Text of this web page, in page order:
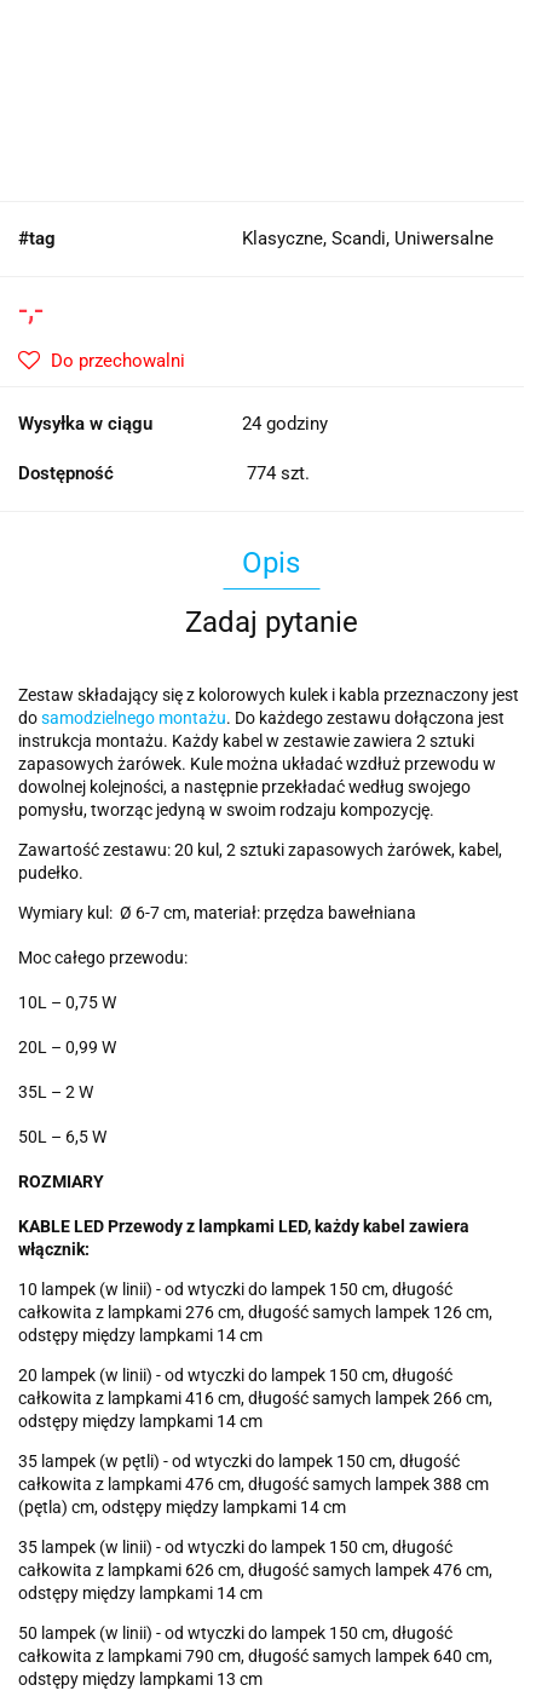
#tag Klasyczne, Scandi, Uniwersalne
-,-
Do przechowalni
Wysyłka w ciągu 24 godziny
Dostępność 774 szt.
Opis
Zadaj pytanie
Zestaw składający się z kolorowych kulek i kabla przeznaczony jest
dosamodzielnego montażu. Do każdego zestawu dołączona jest
instrukcja montażu. Każdy kabel w zestawie zawiera 2 sztuki
zapasowych żarówek. Kule można układać wzdłuż przewodu w
dowolnej kolejności, a następnie przekładać według swojego
pomysłu, tworząc jedyną w swoim rodzaju kompozycję.
Zawartość zestawu: 20 kul, 2 sztuki zapasowych żarówek, kabel,
pudełko.
Wymiary kul: Ø 6-7 cm, materiał: przędza bawełniana
Moc całego przewodu:
10L – 0,75 W
20L – 0,99 W
35L – 2 W
50L – 6,5 W
ROZMIARY
KABLE LED Przewody z lampkami LED, każdy kabel zawiera
włącznik:
10 lampek (w linii) - od wtyczki do lampek 150 cm, długość
całkowita z lampkami 276 cm, długość samych lampek 126 cm,
odstępy między lampkami 14 cm
20 lampek (w linii) - od wtyczki do lampek 150 cm, długość
całkowita z lampkami 416 cm, długość samych lampek 266 cm,
odstępy między lampkami 14 cm
35 lampek (w pętli) - od wtyczki do lampek 150 cm, długość
całkowita z lampkami 476 cm, długość samych lampek 388 cm
(pętla) cm, odstępy między lampkami 14 cm
35 lampek (w linii) - od wtyczki do lampek 150 cm, długość
całkowita z lampkami 626 cm, długość samych lampek 476 cm,
odstępy między lampkami 14 cm
50 lampek (w linii) - od wtyczki do lampek 150 cm, długość
całkowita z lampkami 790 cm, długość samych lampek 640 cm,
odstępy między lampkami 13 cm